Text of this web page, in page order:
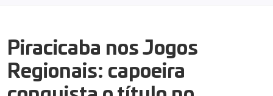
Piracicaba nos Jogos
Regionais: capoeira